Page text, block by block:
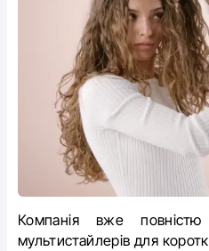
Компанія вже
мультистайлерів для